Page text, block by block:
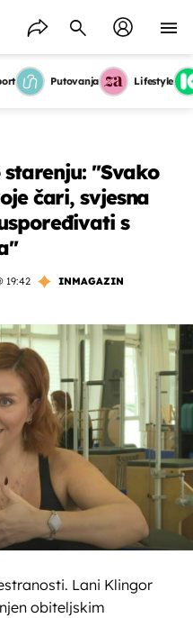
Putovanja Lifestyle
''Svako
čari, svjesna
s
19:42
INMAGAZIN
Lani Klingor
obiteljskim